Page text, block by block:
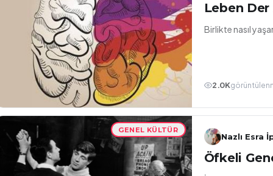
Leben
Birlikte nasıl
2.0K
GENEL KÜLTÜR
Nazlı Esra
Öfkeli